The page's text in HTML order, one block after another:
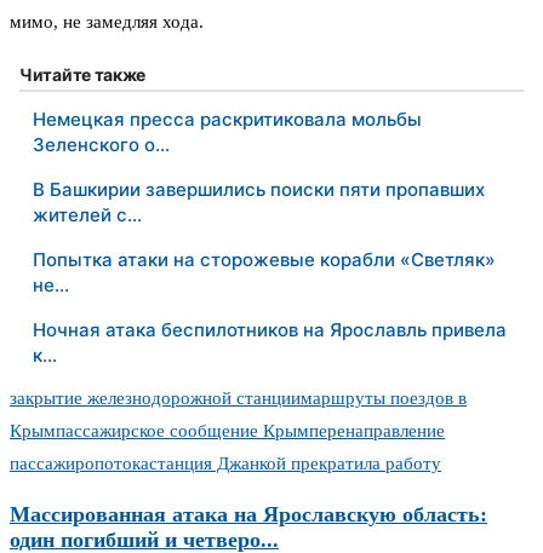
мимо, не замедляя хода.
Читайте также
Немецкая пресса раскритиковала мольбы
Зеленского о…
В Башкирии завершились поиски пяти пропавших
жителей с…
Попытка атаки на сторожевые корабли «Светляк»
не…
Ночная атака беспилотников на Ярославль привела
к…
закрытие железнодорожной станциимаршруты поездов в
Крымпассажирское сообщение Крымперенаправление
пассажиропотокастанция Джанкой прекратила работу
Массированная атака на Ярославскую область:
один погибший и четверо...